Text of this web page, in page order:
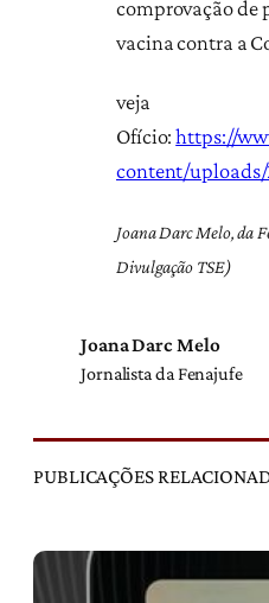
comprovação de
vacina contra a
veja
Ofício:https://
content/
Joana Darc Melo, da
Divulgação TSE)
Joana Darc Melo
Jornalista da Fenajufe
PUBLICAÇÕES